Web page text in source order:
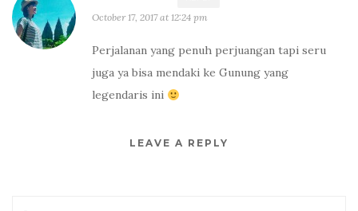
October 17, 2017 at 12:24 pm
Perjalanan yang penuh perjuangan tapi seru
juga ya bisa mendaki ke Gunung yang
legendaris ini
LEAVE A REPLY